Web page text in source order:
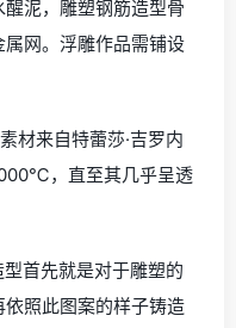
泥，雕塑钢筋造型骨
网。浮雕作品需铺设
材来自特蕾莎·吉罗内
，直至其几乎呈透
首先就是对于雕塑的
照此图案的样子铸造